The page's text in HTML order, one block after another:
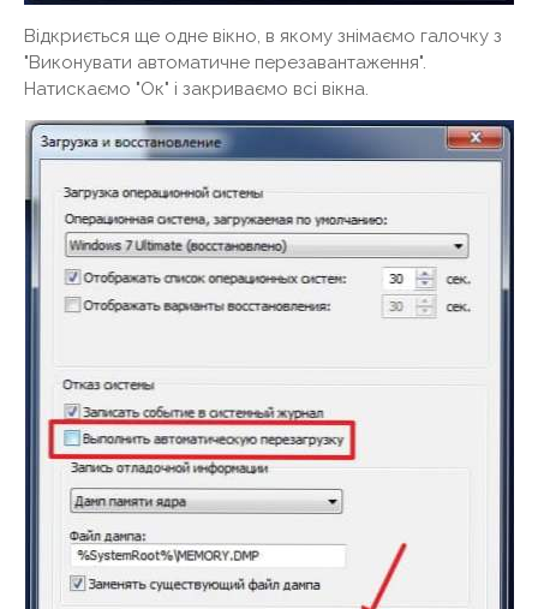
Відкриється ще одне вікно, в якому знімаємо галочку з
"Виконувати автоматичне перезавантаження".
Натискаємо "Ок" і закриваємо всі вікна.